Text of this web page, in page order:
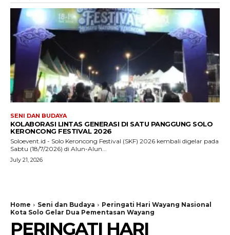
SENI DAN BUDAYA
KOLABORASI LINTAS GENERASI DI SATU PANGGUNG SOLO
KERONCONG FESTIVAL 2026
Soloevent.id - Solo Keroncong Festival (SKF) 2026 kembali digelar pada
Sabtu (18/7/2026) di Alun-Alun...
July 21, 2026